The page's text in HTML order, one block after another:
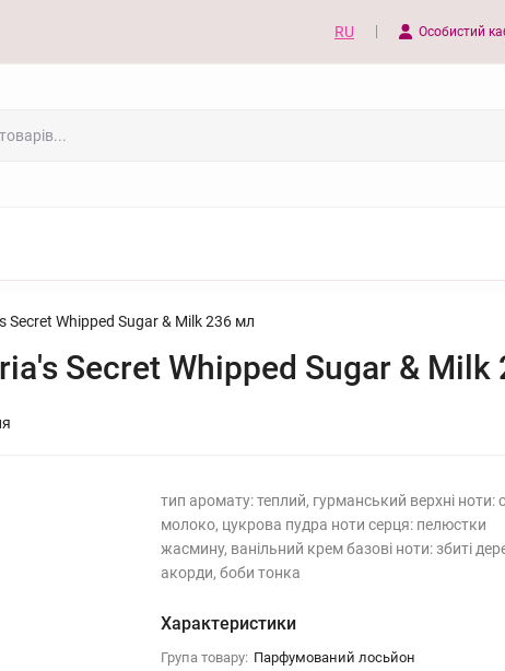
RU Особистий
Whipped Sugar & Milk 236 мл
Secret Whipped Sugar & Milk
тип аромату: теплий, гурманський верхні ноти:
молоко, цукрова пудра ноти серця: пелюстки
жасмину, ванільний крем базові ноти: збиті
акорди, боби тонка
Характеристики
Група товару: Парфумований лосьйон